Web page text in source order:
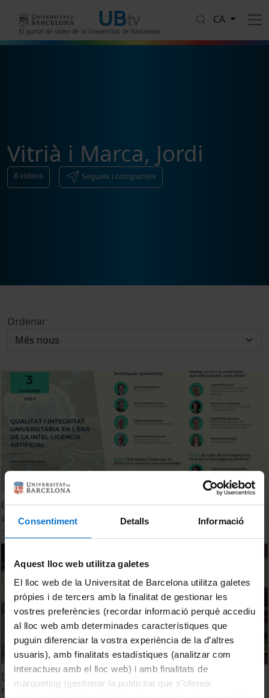
Consentiment Detalls Informació
Aquest lloc web utilitza galetes
El lloc web de la Universitat de Barcelona utilitza galetes
pròpies i de tercers amb la finalitat de gestionar les
vostres preferències (recordar informació perquè accediu
al lloc web amb determinades característiques que
puguin diferenciar la vostra experiència de la d’altres
usuaris), amb finalitats estadístiques (analitzar com
interactueu amb el lloc web) i amb finalitats de
màrqueting (gestionar la publicitat que s’ofereix
El portal de vídeo de la Universitat de Barcelona
CA
Vitrià i Marca, Jordi
8vídeos Segueix i comparteix
Ordenar
Qualitat i integritat universitària en l'era de la intel·ligència
artificial
Diàlegs Alumni - Intel·ligència, màquines i persones: què
n'hem après els darrers setanta anys?